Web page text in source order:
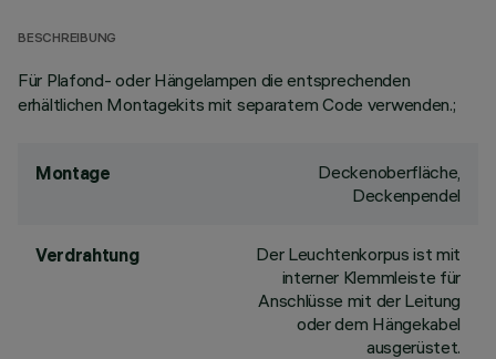
BESCHREIBUNG
Für Plafond- oder Hängelampen die entsprechenden
erhältlichen Montagekits mit separatem Code verwenden.;
Montage
Deckenoberfläche,
Deckenpendel
Verdrahtung
Der Leuchtenkorpus ist mit
interner Klemmleiste für
Anschlüsse mit der Leitung
oder dem Hängekabel
ausgerüstet.